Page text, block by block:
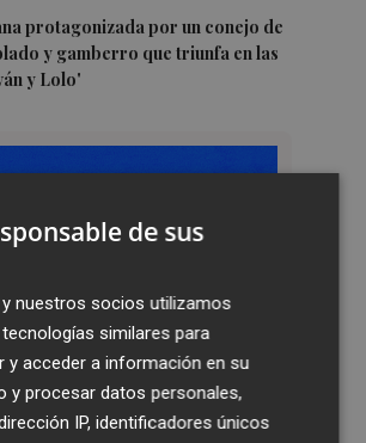
protagonizada por un conejo de
y gamberro que triunfa en las
y Lolo'
de sus
nuestros socios utilizamos
similares para
y acceder a información en su
y procesar datos personales,
IP, identificadores únicos